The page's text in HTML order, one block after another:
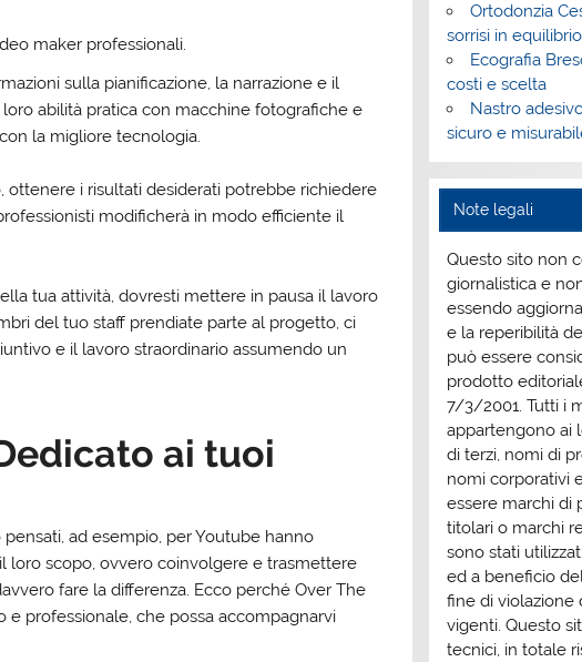
maker professionali.
sulla pianificazione, la narrazione e il
abilità pratica con macchine fotografiche e
la migliore tecnologia.
ottenere i risultati desiderati potrebbe richiedere
modificherà in modo efficiente il
tua attività, dovresti mettere in pausa il lavoro
del tuo staff prendiate parte al progetto, ci
e il lavoro straordinario assumendo un
ai tuoi
ad esempio, per Youtube hanno
loro scopo, ovvero coinvolgere e trasmettere
fare la differenza. Ecco perché Over The
e professionale, che possa accompagnarvi
Ortodonzia
sorrisi in equilibrio
Ecografia
costi e scelta
Nastro
sicuro e
Note legali
Questo sito non
giornalistica e
essendo
e la reperibilità
può essere
prodotto
7/3/2001. Tutti i
appartengono ai
di terzi, nomi di
nomi corporativi
essere marchi di
titolari o marchi
sono stati
ed a beneficio
fine di violazione
vigenti. Questo
tecnici, in totale